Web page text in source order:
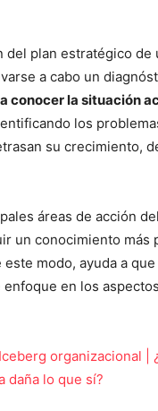
del plan estratégico de
a cabo un
conocer la situación
los
su crecimiento,
áreas de acción
un conocimiento más
modo, ayuda a que
en los
Iceberg organizacional |
daña lo que sí?